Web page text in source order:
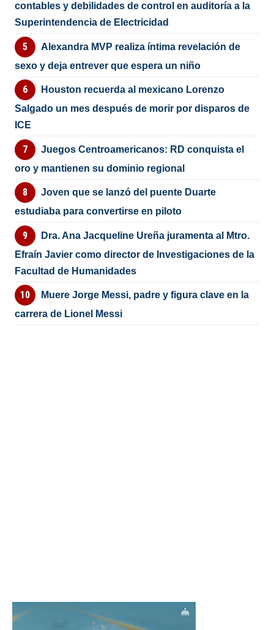
contables y debilidades de control en auditoría a la
Superintendencia de Electricidad
Alexandra MVP realiza íntima revelación de
sexo y deja entrever que espera un niño
Houston recuerda al mexicano Lorenzo
Salgado un mes después de morir por disparos de
ICE
Juegos Centroamericanos: RD conquista el
oro y mantienen su dominio regional
Joven que se lanzó del puente Duarte
estudiaba para convertirse en piloto
Dra. Ana Jacqueline Ureña juramenta al Mtro.
Efraín Javier como director de Investigaciones de la
Facultad de Humanidades
Muere Jorge Messi, padre y figura clave en la
carrera de Lionel Messi